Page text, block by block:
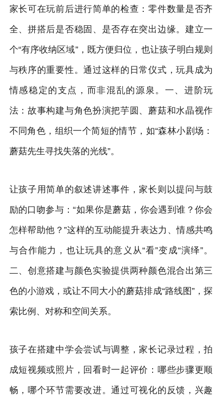
家长可在玩前后进行简单的检查：零件数量是否齐
全、拼搭后是否稳固、是否存在突出边缘。建立一
个“有序收纳区域”，既方便归位，也让孩子明白规则
与秩序的重要性。通过这样的日常仪式，玩具成为
情感稳定的支点，而非混乱的源泉。一、进阶玩
法：故事构建与角色扮演把芋圆、蘑菇和水晶视作
不同角色，组织一个简短的情节，如“森林小剧场：
蘑菇先生寻找失落的光线”。
让孩子用简单的叙述讲述事件，家长则以提问与鼓
励的口吻参与：“如果你是蘑菇，你会遇到谁？你会
怎样帮助他？”这样的互动能提升表达力、情感共鸣
与合作能力，也让玩具的意义从“看”变成“演绎”。
二、创意搭建与颜色实验提供两种颜色混合出第三
色的小游戏，或让不同大小的蘑菇排成“路线图”，探
索比例、对称和空间关系。
孩子在搭建中学会尝试与调整，家长记录过程，拍
成短视频或照片，回看时一起评价：哪些步骤更顺
畅，哪个环节需要改进。通过可视化的反馈，兴趣